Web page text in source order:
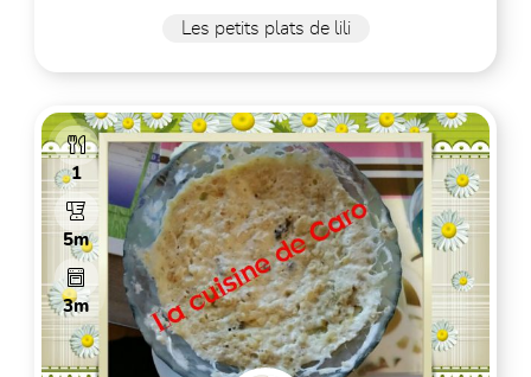
Les petits plats de lili
1
5m
3m